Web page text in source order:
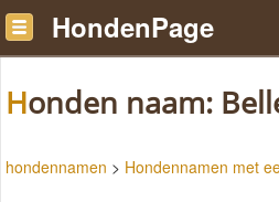
HondenPage
Honden naam:
hondennamen > Hondennamen met